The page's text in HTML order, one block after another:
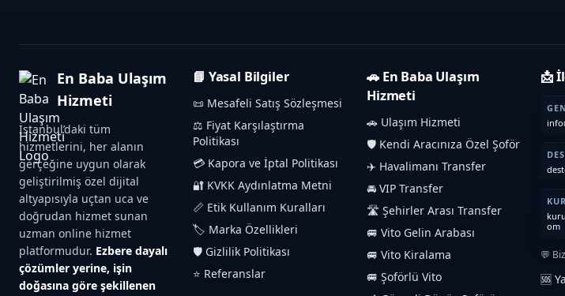
En Baba Ulaşım
Hizmeti
İstanbul’daki tüm
hizmetlerini, her alanın
gerçeğine uygun olarak
geliştirilmiş özel dijital
altyapısıyla uçtan uca ve
doğrudan hizmet sunan
uzman online hizmet
platformudur. Ezbere dayalı
çözümler yerine, işin
doğasına göre şekillenen
📘 Yasal Bilgiler
📜 Mesafeli Satış Sözleşmesi
⚖️ Fiyat Karşılaştırma
Politikası
💳 Kapora ve İptal Politikası
🔐 KVKK Aydınlatma Metni
📏 Etik Kullanım Kuralları
🏷️ Marka Özellikleri
🛡️ Gizlilik Politikası
⭐ Referanslar
🚗 En Baba Ulaşım
Hizmeti
🚗 Ulaşım Hizmeti
🛡️ Kendi Aracınıza Özel Şoför
✈️ Havalimanı Transfer
🚘 VIP Transfer
🛣️ Şehirler Arası Transfer
🚐 Vito Gelin Arabası
🚐 Vito Kiralama
🚐 Şoförlü Vito
📩
om
💬
🆘